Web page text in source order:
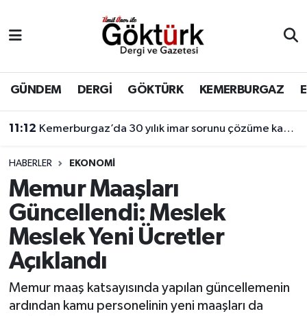
GÜNDEM DERGİ GÖKTÜRK KEMERBURGAZ
11:12 Kemerburgaz’da 30 yılık imar sorunu çözüme kavuşuyor
HABERLER EKONOMİ
Memur Maaşları
Güncellendi: Meslek
Meslek Yeni Ücretler
Açıklandı
Memur maaş katsayısında yapılan güncellemenin
ardından kamu personelinin yeni maaşları da
BİLİM
DERGİ
DÜNYA
EĞİTİM
EKONOMİ
GÖKTÜRK
GÜNDEM
Eyüpsultan Hava Durumu
Eyüpsultan Trafik Yoğunluk Haritası
Süper Lig Puan Durumu ve Fikstür
Tüm Manşetler
Son Dakika Haberleri
Haber Arşivi